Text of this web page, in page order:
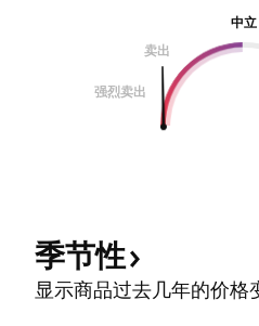
中立
卖出
强烈卖出
季节性
显示商品过去几年的价格